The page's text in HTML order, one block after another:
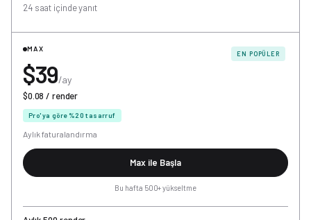
24 saat içinde yanıt
EN POPÜLER
MAX
$39/ay
$0.08 / render
Pro'ya göre %20 tasarruf
Aylık faturalandırma
Max ile Başla
Bu hafta 500+ yükseltme